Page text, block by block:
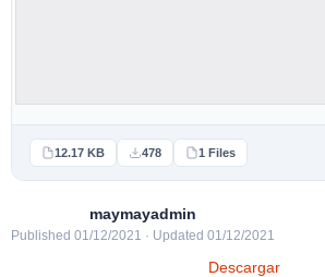
12.17 KB 478 1 Files
maymayadmin
Published 01/12/2021 · Updated 01/12/2021
Descargar